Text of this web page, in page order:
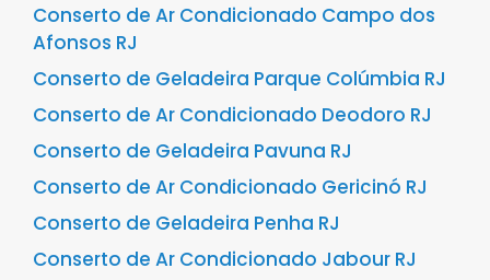
Conserto de Ar Condicionado Campo dos
Afonsos RJ
Conserto de Geladeira Parque Colúmbia RJ
Conserto de Ar Condicionado Deodoro RJ
Conserto de Geladeira Pavuna RJ
Conserto de Ar Condicionado Gericinó RJ
Conserto de Geladeira Penha RJ
Conserto de Ar Condicionado Jabour RJ